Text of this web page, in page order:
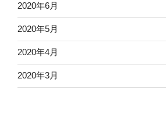
2020年6月
2020年5月
2020年4月
2020年3月